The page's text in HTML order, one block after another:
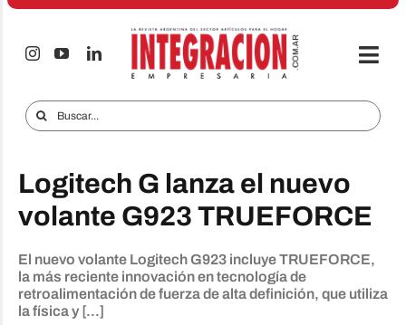
Saltar
Audio & TV
iTECNO
Celulares
Informes Especiales
Buscar:
Logitech G lanza el nuevo
volante G923 TRUEFORCE
El nuevo volante Logitech G923 incluye TRUEFORCE,
la más reciente innovación en tecnología de
retroalimentación de fuerza de alta definición, que utiliza
la física y [...]